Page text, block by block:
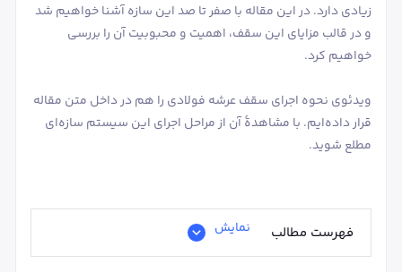
زیادی دارد. در این مقاله با صفر تا صد این سازه آشنا خواهیم شد
و در قالب مزایای این سقف، اهمیت و محبوبیت آن را بررسی
خواهیم کرد.
ویدئوی نحوه اجرای سقف عرشه فولادی را هم در داخل متن مقاله
قرار داده‌ایم. با مشاهدۀ آن از مراحل اجرای این سیستم سازه‌ای
مطلع شوید.
فهرست مطالب نمایش